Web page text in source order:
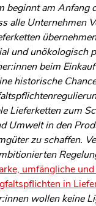
beginnt am Anfang
alle Unternehmen
und unökologisch
beim
historische
Lieferketten zum
Umwelt in den
zu schaffen.
umfängliche
in
wollen keine